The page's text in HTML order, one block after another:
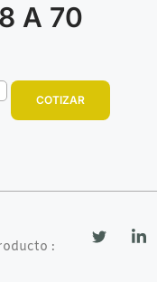
A 70
COTIZAR
: